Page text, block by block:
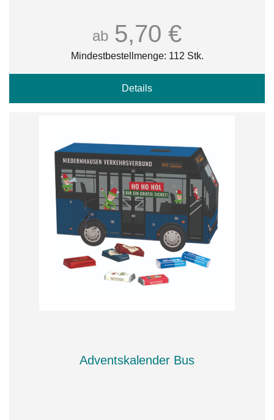
ab 5,70 €
Mindestbestellmenge: 112 Stk.
Details
Adventskalender Bus